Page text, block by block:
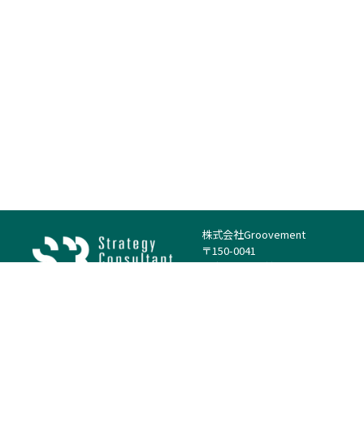
株式会社Groovement
〒150-0041
東京都渋谷区神南1丁目23−14